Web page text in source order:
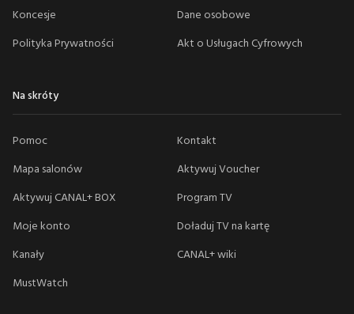
Koncesje
Dane osobowe
Polityka Prywatności
Akt o Usługach Cyfrowych
Na skróty
Pomoc
Kontakt
Mapa salonów
Aktywuj Voucher
Aktywuj CANAL+ BOX
Program TV
Moje konto
Doładuj TV na kartę
Kanały
CANAL+ wiki
MustWatch